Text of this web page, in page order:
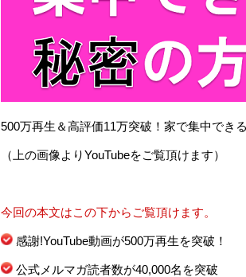
500万再生＆高評価11万突破！家で集中でき
（上の画像よりYouTubeをご覧頂けます）
今回の本文はこの下からご覧頂けます。
感謝!YouTube動画が500万再生を突破！
公式メルマガ読者数が40,000名を突破